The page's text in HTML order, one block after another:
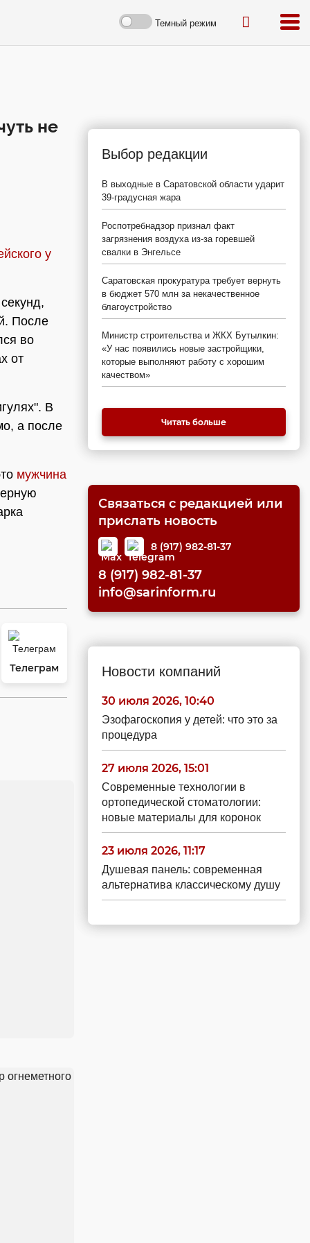
Темный режим
не
у
После
во
от
В
а после
мужчина
Телеграм
Выбор редакции
В выходные в Саратовской области ударит
39-градусная жара
Роспотребнадзор признал факт
загрязнения воздуха из-за горевшей
свалки в Энгельсе
Саратовская прокуратура требует вернуть
в бюджет 570 млн за некачественное
благоустройство
Министр строительства и ЖКХ Бутылкин:
«У нас появились новые застройщики,
которые выполняют работу с хорошим
качеством»
Читать больше
Связаться с редакцией или
прислать новость
8 (917) 982-81-37
8 (917) 982-81-37
info@sarinform.ru
Новости компаний
30 июля 2026, 10:40
Эзофагоскопия у детей: что это за
процедура
27 июля 2026, 15:01
Современные технологии в
ортопедической стоматологии:
новые материалы для коронок
23 июля 2026, 11:17
Душевая панель: современная
альтернатива классическому душу